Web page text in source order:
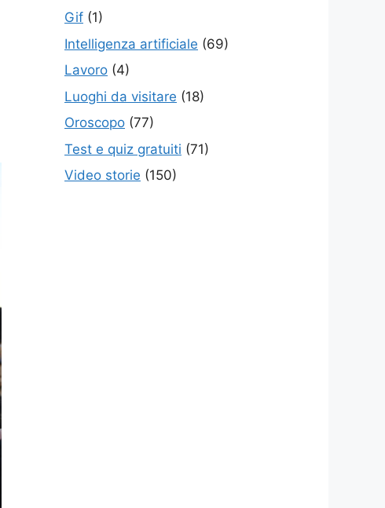
Gif (1)
Intelligenza artificiale (69)
Lavoro (4)
Luoghi da visitare (18)
Oroscopo (77)
Test e quiz gratuiti (71)
Video storie (150)